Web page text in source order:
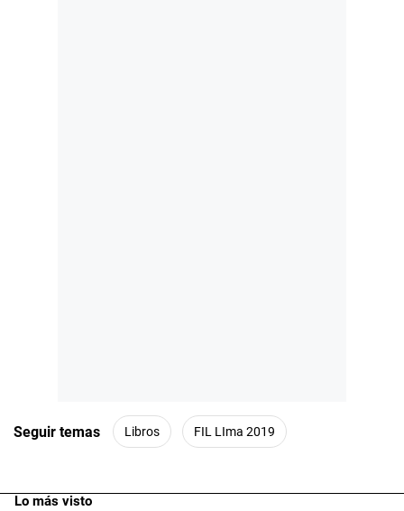
Seguir temas Libros FIL LIma 2019
Lo más visto